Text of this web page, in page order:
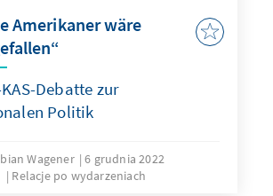
Amerikaner wäre
Debatte zur
Politik
Wagener
6 grudnia 2022
Relacje po wydarzeniach